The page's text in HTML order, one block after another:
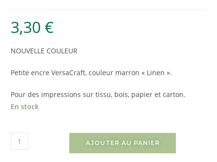
3,30 €
NOUVELLE COULEUR
Petite encre VersaCraft, couleur marron « Linen ».
Pour des impressions sur tissu, bois, papier et carton.
En stock
AJOUTER AU PANIER